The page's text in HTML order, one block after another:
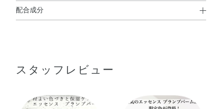
使用方法
配合成分
2・デカイソステアリン酸ポリグリセリル－10・トリイソ
シル・ダイマージリノール酸ジオクチルドデシル・パラフ
スタッフレビュー